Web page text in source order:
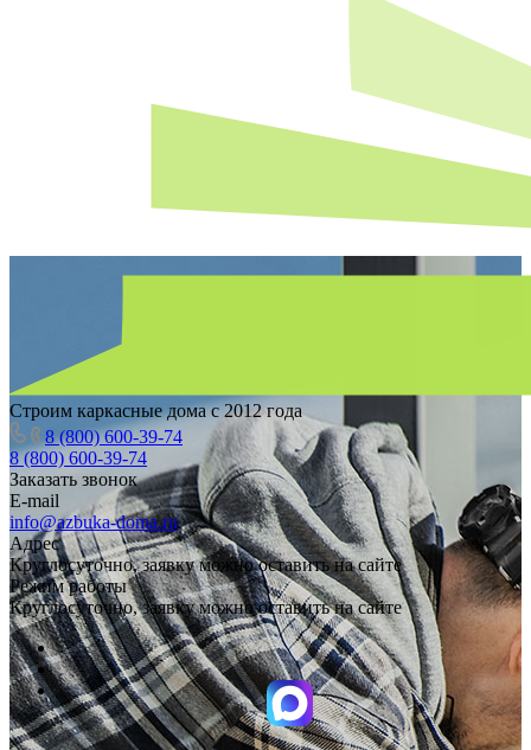
Строим каркасные дома с 2012 года
8 (800) 600-39-74
8 (800) 600-39-74
Заказать звонок
E-mail
info@azbuka-doma.ru
Адрес
Круглосуточно, заявку можно оставить на сайте
Режим работы
Круглосуточно, заявку можно оставить на сайте